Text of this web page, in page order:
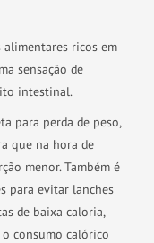
ricos em
sensação de
intestinal.
para perda de peso,
que na hora de
menor. Também é
para evitar lanches
de baixa caloria,
consumo calórico